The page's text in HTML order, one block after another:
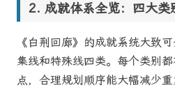
成就体系全览：四大类
《白荆回廊》的成就系统大致
集线和特殊线四类。每个类别
点，合理规划顺序能大幅减少重